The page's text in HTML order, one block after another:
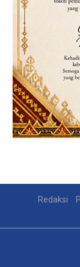
Redaksi